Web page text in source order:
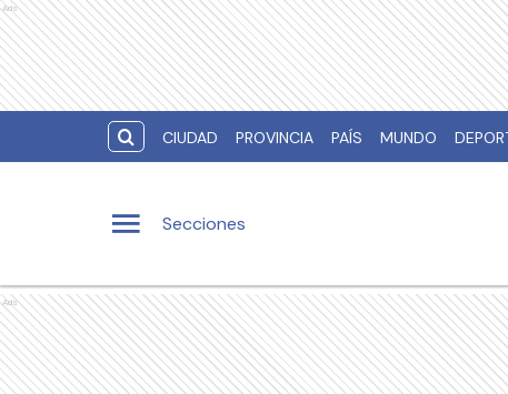
Ads
CIUDAD PROVINCIA PAÍS MUNDO
Secciones
Ads